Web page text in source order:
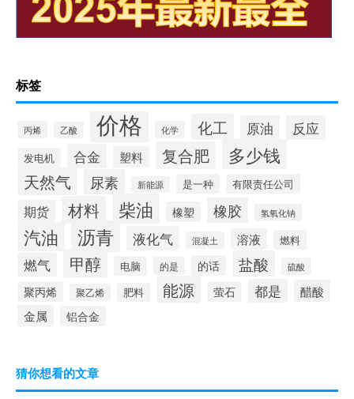
标签
丙烯 乙酸 价格 化学 化工 原油 反应
发电机 合金 塑料 复合肥 多少钱
天然气 尿素 新能源 是一种 有限责任公司
期货 材料 柴油 橡塑 橡胶 氢氧化钠
汽油 沥青 液化气 混凝土 溶液 燃料
燃气 甲醇 电脑 的是 的话 盐酸 硫酸
聚丙烯 聚乙烯 肥料 能源 萤石 都是 醋酸
金属 铝合金
猜你想看的文章